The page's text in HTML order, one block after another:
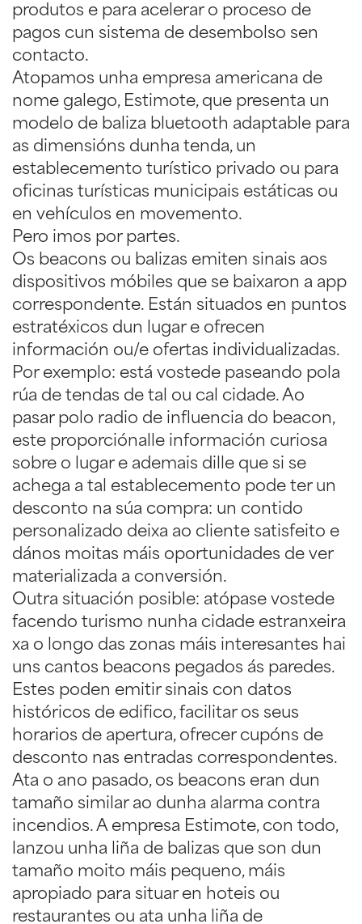
produtos e para acelerar o proceso de
pagos cun sistema de desembolso sen
contacto.
Atopamos unha empresa americana de
nome galego, Estimote, que presenta un
modelo de baliza bluetooth adaptable para
as dimensións dunha tenda, un
establecemento turístico privado ou para
oficinas turísticas municipais estáticas ou
en vehículos en movemento.
Pero imos por partes.
Os beacons ou balizas emiten sinais aos
dispositivos móbiles que se baixaron a app
correspondente. Están situados en puntos
estratéxicos dun lugar e ofrecen
información ou/e ofertas individualizadas.
Por exemplo: está vostede paseando pola
rúa de tendas de tal ou cal cidade. Ao
pasar polo radio de influencia do beacon,
este proporciónalle información curiosa
sobre o lugar e ademais dille que si se
achega a tal establecemento pode ter un
desconto na súa compra: un contido
personalizado deixa ao cliente satisfeito e
dános moitas máis oportunidades de ver
materializada a conversión.
Outra situación posible: atópase vostede
facendo turismo nunha cidade estranxeira
xa o longo das zonas máis interesantes hai
uns cantos beacons pegados ás paredes.
Estes poden emitir sinais con datos
históricos de edifico, facilitar os seus
horarios de apertura, ofrecer cupóns de
desconto nas entradas correspondentes.
Ata o ano pasado, os beacons eran dun
tamaño similar ao dunha alarma contra
incendios. A empresa Estimote, con todo,
lanzou unha liña de balizas que son dun
tamaño moito máis pequeno, máis
apropiado para situar en hoteis ou
restaurantes ou ata unha liña de